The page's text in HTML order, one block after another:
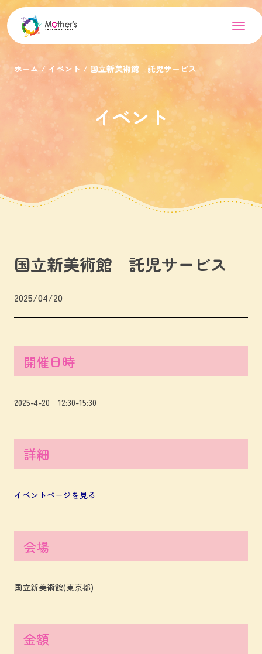
ホーム イベント 国立新美術館 託児サービス
イベント
国立新美術館 託児サービス
2025/04/20
開催日時
2025-4-20 12:30-15:30
詳細
イベントページを見る
会場
国立新美術館(東京都)
金額